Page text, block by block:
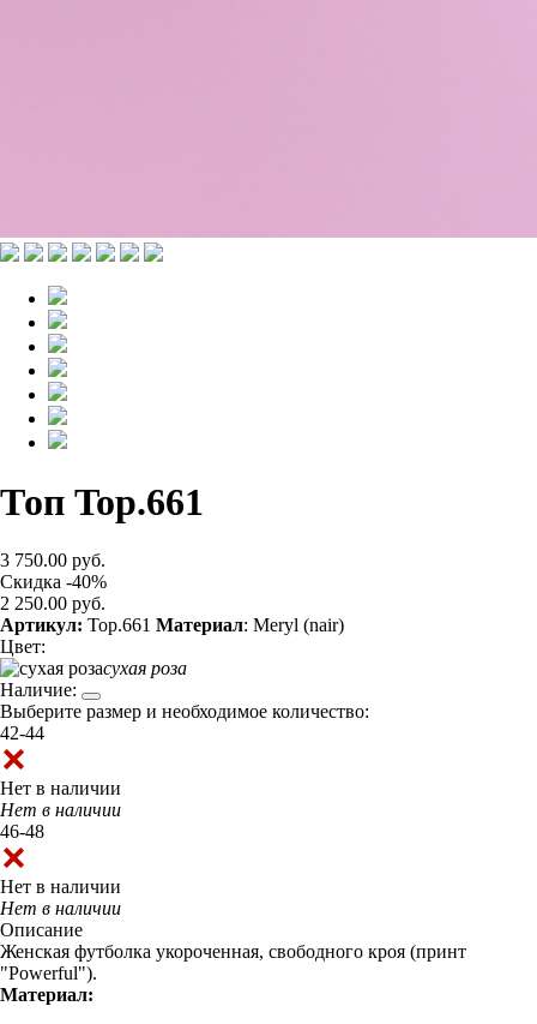
Топ Top.661
3 750.00 руб.
Скидка -40%
2 250.00 руб.
Артикул: Top.661 Материал: Meryl (nair)
Цвет:
сухая роза
Наличие:
Выберите размер и необходимое количество:
42-44
Нет в наличии
Нет в наличии
46-48
Нет в наличии
Нет в наличии
Описание
Женская футболка укороченная, свободного кроя (принт
"Powerful").
Материал: